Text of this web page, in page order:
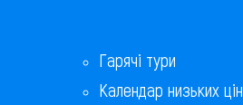
Гарячі тури
Календар низьких цін